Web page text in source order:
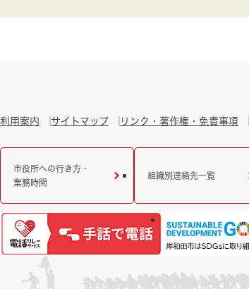
利用案内 サイトマップ リンク・著作権・免責事項
市役所への行き方・
業務時間
組織別連絡先一覧